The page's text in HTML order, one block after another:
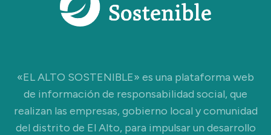
«EL ALTO SOSTENIBLE» es una plataforma web
de información de responsabilidad social, que
realizan las empresas, gobierno local y comunidad
del distrito de El Alto, para impulsar un desarrollo